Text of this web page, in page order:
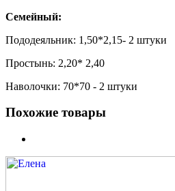
Семейный:
Пододеяльник: 1,50*2,15- 2 штуки
Простынь: 2,20* 2,40
Наволочки: 70*70 - 2 штуки
Похожие товары